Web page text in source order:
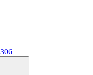
306